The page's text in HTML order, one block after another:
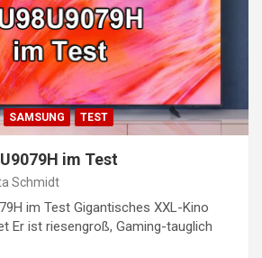
SAMSUNG TEST
im Test
Schmidt
im Test Gigantisches XXL-Kino
Er ist riesengroß, Gaming-tauglich